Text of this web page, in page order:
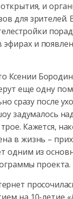
и
для зрителей.
эфирах и
Ксении
еще одну
сразу после
задумалось
Кажется,
в жизнь –
одним из
проекта.